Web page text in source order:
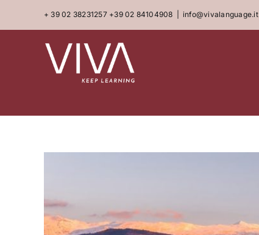
+ 39 02 38231257 +39 02 84104908 info@vivalanguage.it